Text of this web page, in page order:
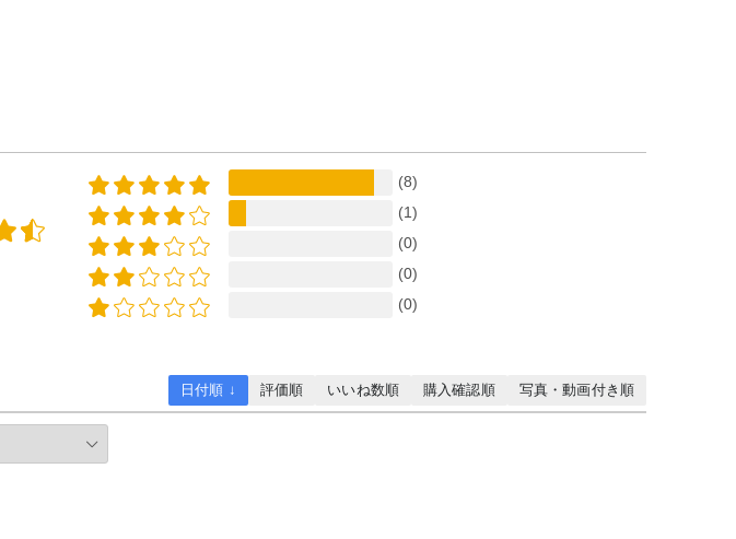
(8)
(1)
(0)
(0)
(0)
日付順 ↓ 評価順 いいね数順 購入確認順 写真・動画付き順